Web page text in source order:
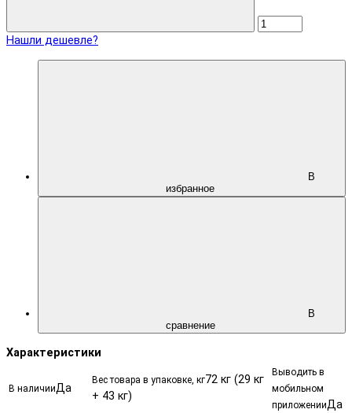
Нашли дешевле?
В
избранное
В
сравнение
Характеристики
В наличииДа
Вес товара в упаковке, кг72 кг (29 кг
+ 43 кг)
Выводить в
мобильном
приложенииДа